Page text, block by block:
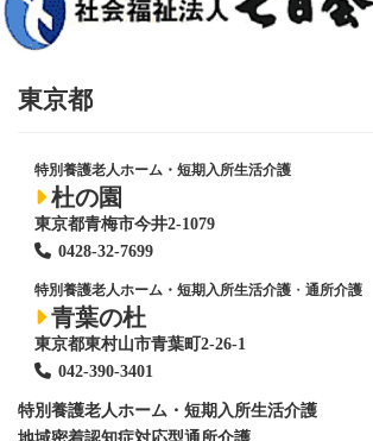
東京都
特別養護老人ホーム・短期入所生活介護
杜の園
東京都青梅市今井2-1079
0428-32-7699
特別養護老人ホーム・短期入所生活介護 ・ 通所介護
青葉の杜
東京都東村山市青葉町2-26-1
042-390-3401
特別養護老人ホーム ・短期入所生活介護